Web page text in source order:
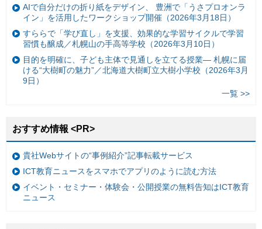
AIで自分だけの折り紙をデザイン、 豊洲で「うさプロオンラ
イン」を活用したワークショップ開催（2026年3月18日）
すららで「学び直し」を支援、効果的な学習サイクルで学習
習慣も醸成／札幌山の手高等学校（2026年3月10日）
目的を明確に、子ども主体で見通しを立てる授業— 札幌に届
ける“大樹町の魅力”／北海道大樹町立大樹小学校（2026年3月
9日）
一覧 >>
おすすめ情報 <PR>
貴社Webサイトの“事例紹介”記事転載サービス
ICT教育ニュースをスマホでアプリのように読む方法
イベント・セミナー・体験会・公開授業の無料告知はICT教育
ニュース